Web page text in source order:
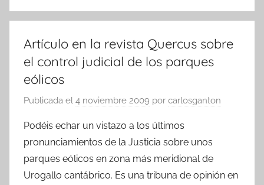
Artículo en la revista Quercus sobre
el control judicial de los parques
eólicos
Publicada el 4 noviembre 2009 por carlosganton
Podéis echar un vistazo a los últimos
pronunciamientos de la Justicia sobre unos
parques eólicos en zona más meridional de
Urogallo cantábrico. Es una tribuna de opinión en